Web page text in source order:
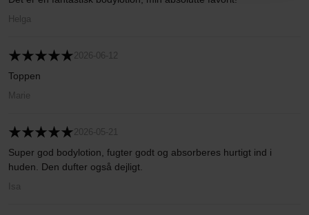
Helga
2026-06-12
Toppen
Marie
2026-05-21
Super god bodylotion, fugter godt og absorberes hurtigt ind i
huden. Den dufter også dejligt.
Isa